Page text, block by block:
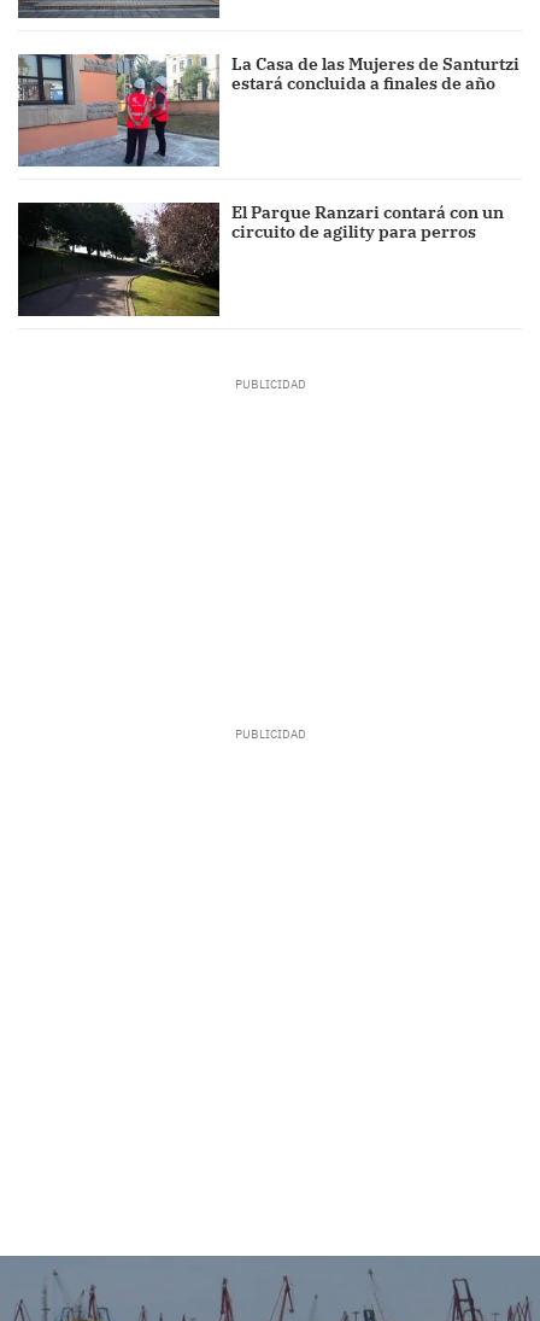
La Casa de las Mujeres de Santurtzi
estará concluida a finales de año
El Parque Ranzari contará con un
circuito de agility para perros